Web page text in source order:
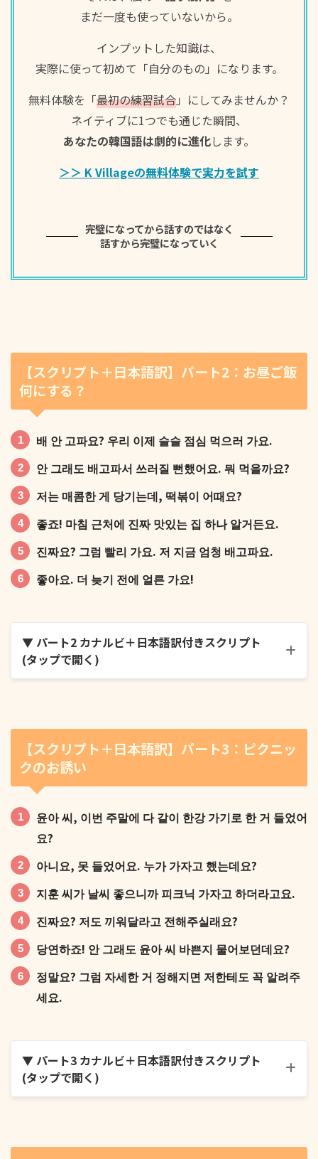
짜 억울해.
고맙긴. 시원하게 한 잔 마시고 털어버려. 오늘 고생 많
まだ一度も使っていないから。
インプットした知識は、
実際に使って初めて「自分のもの」になります。
無料体験を「最初の練習試合」にしてみませんか？
ネイティブに1つでも通じた瞬間、
あなたの韓国語は劇的に進化します。
＞＞ K Villageの無料体験で実力を試す
完璧になってから話すのではなく
話すから完璧になっていく
【スクリプト＋日本語訳】パート2：お昼ご飯
何にする？
배 안 고파요? 우리 이제 슬슬 점심 먹으러 가요.
안 그래도 배고파서 쓰러질 뻔했어요. 뭐 먹을까요?
저는 매콤한 게 당기는데, 떡볶이 어때요?
좋죠! 마침 근처에 진짜 맛있는 집 하나 알거든요.
진짜요? 그럼 빨리 가요. 저 지금 엄청 배고파요.
좋아요. 더 늦기 전에 얼른 가요!
▼ パート2 カナルビ＋日本語訳付きスクリプト
(タップで開く)
저는 매콤한 게 당기는데, 떡볶이 어때요?
【スクリプト＋日本語訳】パート3： ピクニッ
クのお誘い
윤아 씨, 이번 주말에 다 같이 한강 가기로 한 거 들었어
요?
아니요, 못 들었어요. 누가 가자고 했는데요?
지훈 씨가 날씨 좋으니까 피크닉 가자고 하더라고요.
진짜요? 저도 끼워달라고 전해주실래요?
당연하죠! 안 그래도 윤아 씨 바쁜지 물어보던데요?
정말요? 그럼 자세한 거 정해지면 저한테도 꼭 알려주
세요.
▼ パート3 カナルビ＋日本語訳付きスクリプト
(タップで開く)